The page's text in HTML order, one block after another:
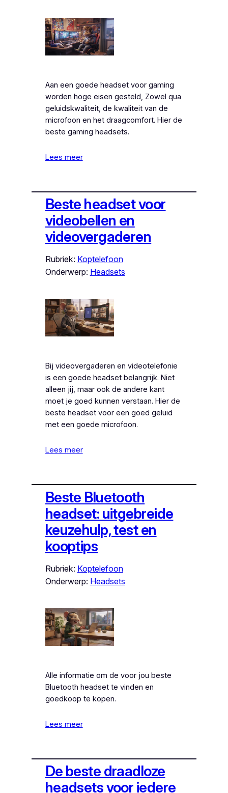
Aan een goede headset voor gaming
worden hoge eisen gesteld, Zowel qua
geluidskwaliteit, de kwaliteit van de
microfoon en het draagcomfort. Hier de
beste gaming headsets.
Lees meer
Beste headset voor
videobellen en
videovergaderen
Rubriek: Koptelefoon
Onderwerp: Headsets
Bij videovergaderen en videotelefonie
is een goede headset belangrijk. Niet
alleen jij, maar ook de andere kant
moet je goed kunnen verstaan. Hier de
beste headset voor een goed geluid
met een goede microfoon.
Lees meer
Beste Bluetooth
headset: uitgebreide
keuzehulp, test en
kooptips
Rubriek: Koptelefoon
Onderwerp: Headsets
Alle informatie om de voor jou beste
Bluetooth headset te vinden en
goedkoop te kopen.
Lees meer
De beste draadloze
headsets voor iedere